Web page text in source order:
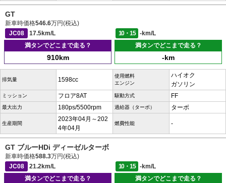
GT
新車時価格546.6万円(税込)
JC08
17.5km/L 10・15
-km/L
満タンでどこまで走る？
910km
満タンでどこまで走る？
-km
排気量 1598cc
使用燃料
エンジン
ハイオク
ガソリン
ミッション フロア8AT 駆動方式 FF
最大出力 180ps/5500rpm 過給器（ターボ） ターボ
生産期間
2023年04月～202
4年04月
燃費性能 -
GT ブルーHDi ディーゼルターボ
新車時価格588.3万円(税込)
JC08
21.2km/L 10・15
-km/L
満タンでどこまで走る？
満タンでどこまで走る？